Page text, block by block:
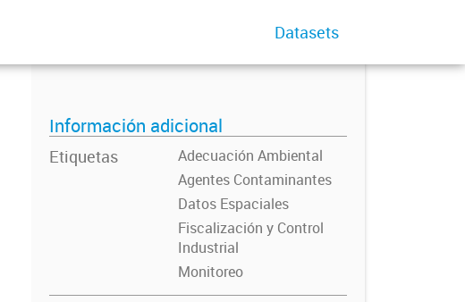
Datasets
Información adicional
Etiquetas
Adecuación Ambiental
Agentes Contaminantes
Datos Espaciales
Fiscalización y Control
Industrial
Monitoreo